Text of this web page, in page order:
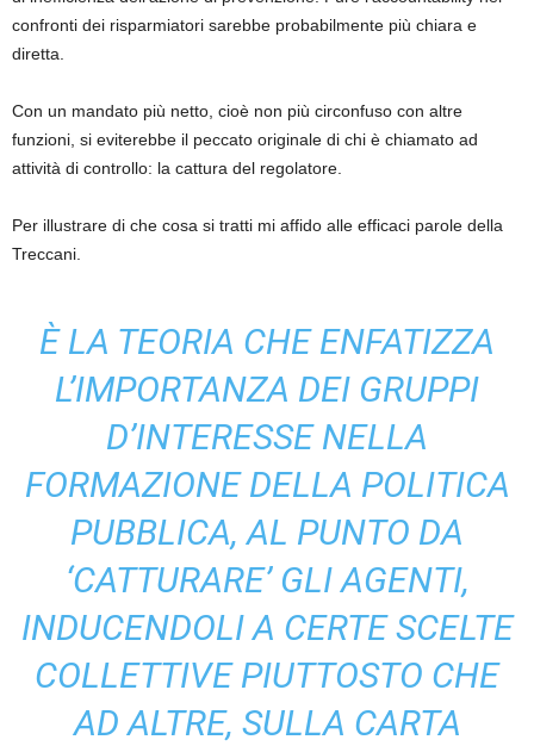
confronti dei risparmiatori sarebbe probabilmente più chiara e
diretta.
Con un mandato più netto, cioè non più circonfuso con altre
funzioni, si eviterebbe il peccato originale di chi è chiamato ad
attività di controllo: la cattura del regolatore.
Per illustrare di che cosa si tratti mi affido alle efficaci parole della
Treccani.
È LA TEORIA CHE ENFATIZZA
L’IMPORTANZA DEI GRUPPI
D’INTERESSE NELLA
FORMAZIONE DELLA POLITICA
PUBBLICA, AL PUNTO DA
‘CATTURARE’ GLI AGENTI,
INDUCENDOLI A CERTE SCELTE
COLLETTIVE PIUTTOSTO CHE
AD ALTRE, SULLA CARTA